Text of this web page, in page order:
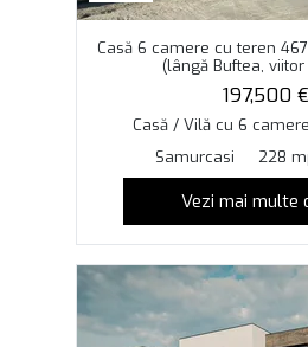
Casă 6 camere cu teren
(lângă Buftea,
197,500 €
Casă / Vilă cu 6
Samurcasi
228
Vezi mai multe